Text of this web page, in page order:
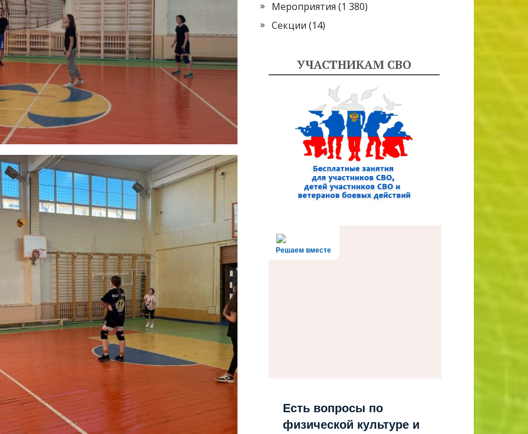
Мероприятия (1 380)
Секции (14)
УЧАСТНИКАМ СВО
Решаем вместе
Есть вопросы по
физической культуре и